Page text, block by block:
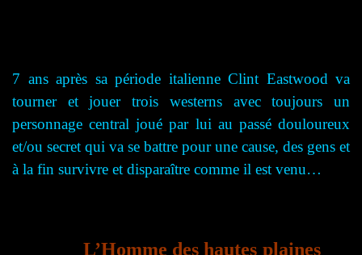
7 ans après sa période italienne Clint Eastwood va
tourner et jouer trois westerns avec toujours un
personnage central joué par lui au passé douloureux
et/ou secret qui va se battre pour une cause, des gens et
à la fin survivre et disparaître comme il est venu…
L’Homme des hautes plaines